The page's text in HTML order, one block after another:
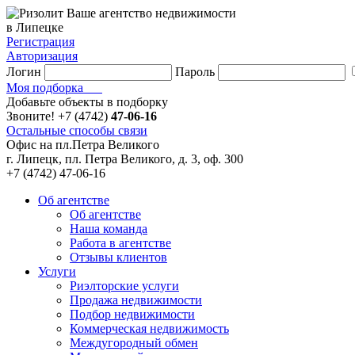
Ваше агентство недвижимости
в Липецке
Регистрация
Авторизация
Логин
Пароль
Моя подборка
Добавьте объекты в подборку
Звоните! +7 (4742) 47-06-16
Остальные способы связи
Офис на пл.Петра Великого
г. Липецк, пл. Петра Великого, д. 3, оф. 300
+7 (4742) 47-06-16
Об агентстве
Об агентстве
Наша команда
Работа в агентстве
Отзывы клиентов
Услуги
Риэлторские услуги
Продажа недвижимости
Подбор недвижимости
Коммерческая недвижимость
Междугородный обмен